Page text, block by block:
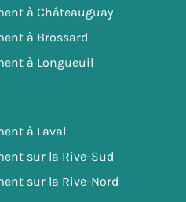
à Châteauguay
à Brossard
à Longueuil
à Laval
sur la Rive-Sud
sur la Rive-Nord